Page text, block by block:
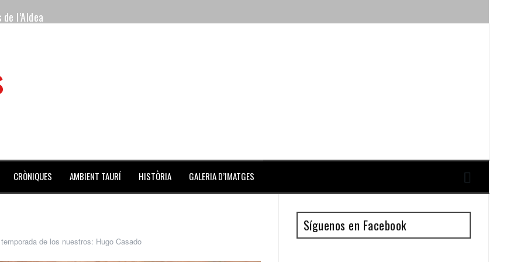
l’Aldea
de la Monumental de Barcelona y padre de los toreros Enrique y Antonio Guillén
de la noche y Ventura pone el Coliseo Balear en pie
CRÒNIQUES AMBIENT TAURÍ HISTÒRIA GALERIA D’IMATGES
de los nuestros: Hugo Casado
Síguenos en Facebook